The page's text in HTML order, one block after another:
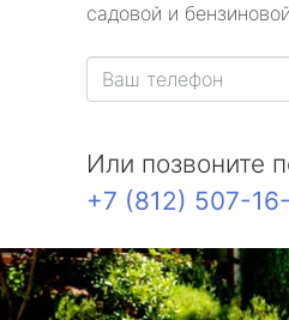
садовой и
Или позвоните
+7 (812) 507-